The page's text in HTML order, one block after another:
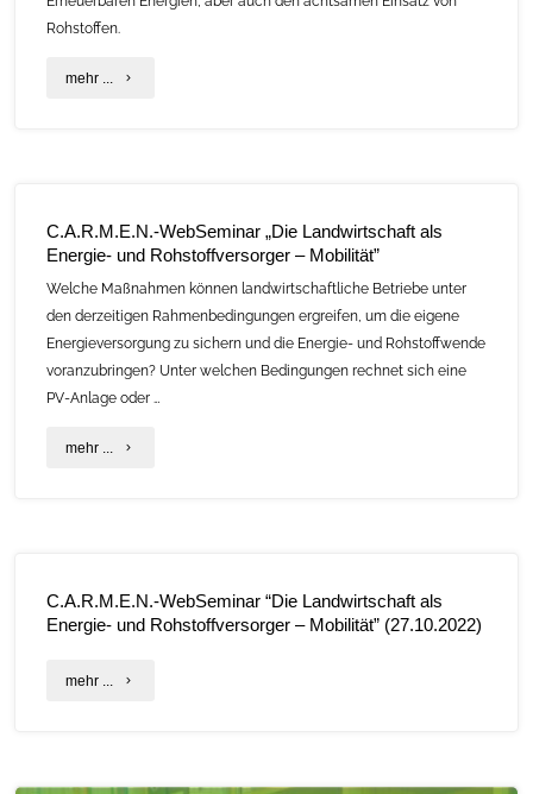
Rohstoffen.
mehr ... "Mobilität"
C.A.R.M.E.N.-WebSeminar „Die Landwirtschaft als
Energie- und Rohstoffversorger – Mobilität”
Welche Maßnahmen können landwirtschaftliche Betriebe unter
den derzeitigen Rahmenbedingungen ergreifen, um die eigene
Energieversorgung zu sichern und die Energie- und Rohstoffwende
voranzubringen? Unter welchen Bedingungen rechnet sich eine
PV-Anlage oder …
mehr ... "C.A.R.M.E.N.-
als
C.A.R.M.E.N.-WebSeminar “Die Landwirtschaft als
Energie- und Rohstoffversorger – Mobilität” (27.10.2022)
mehr ... "C.A.R.M.E.N.-